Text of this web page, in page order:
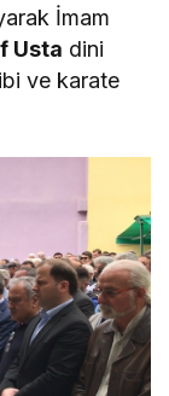
İmam
Usta dini
ve karate